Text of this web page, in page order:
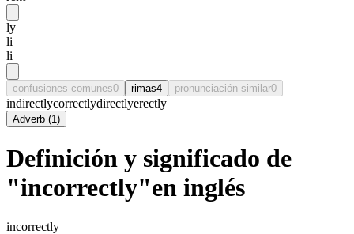
ly
li
li
confusiones comunes0 rimas4 pronunciación similar0
indirectlycorrectlydirectlyerectly
Adverb (1)
Definición y significado de
"incorrectly"en inglés
incorrectly